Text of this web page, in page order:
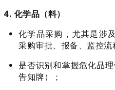
4. 化学品（料）
化学品采购，尤其是涉
采购审批、报备、监控流
是否识别和掌握危化品
告知牌）；